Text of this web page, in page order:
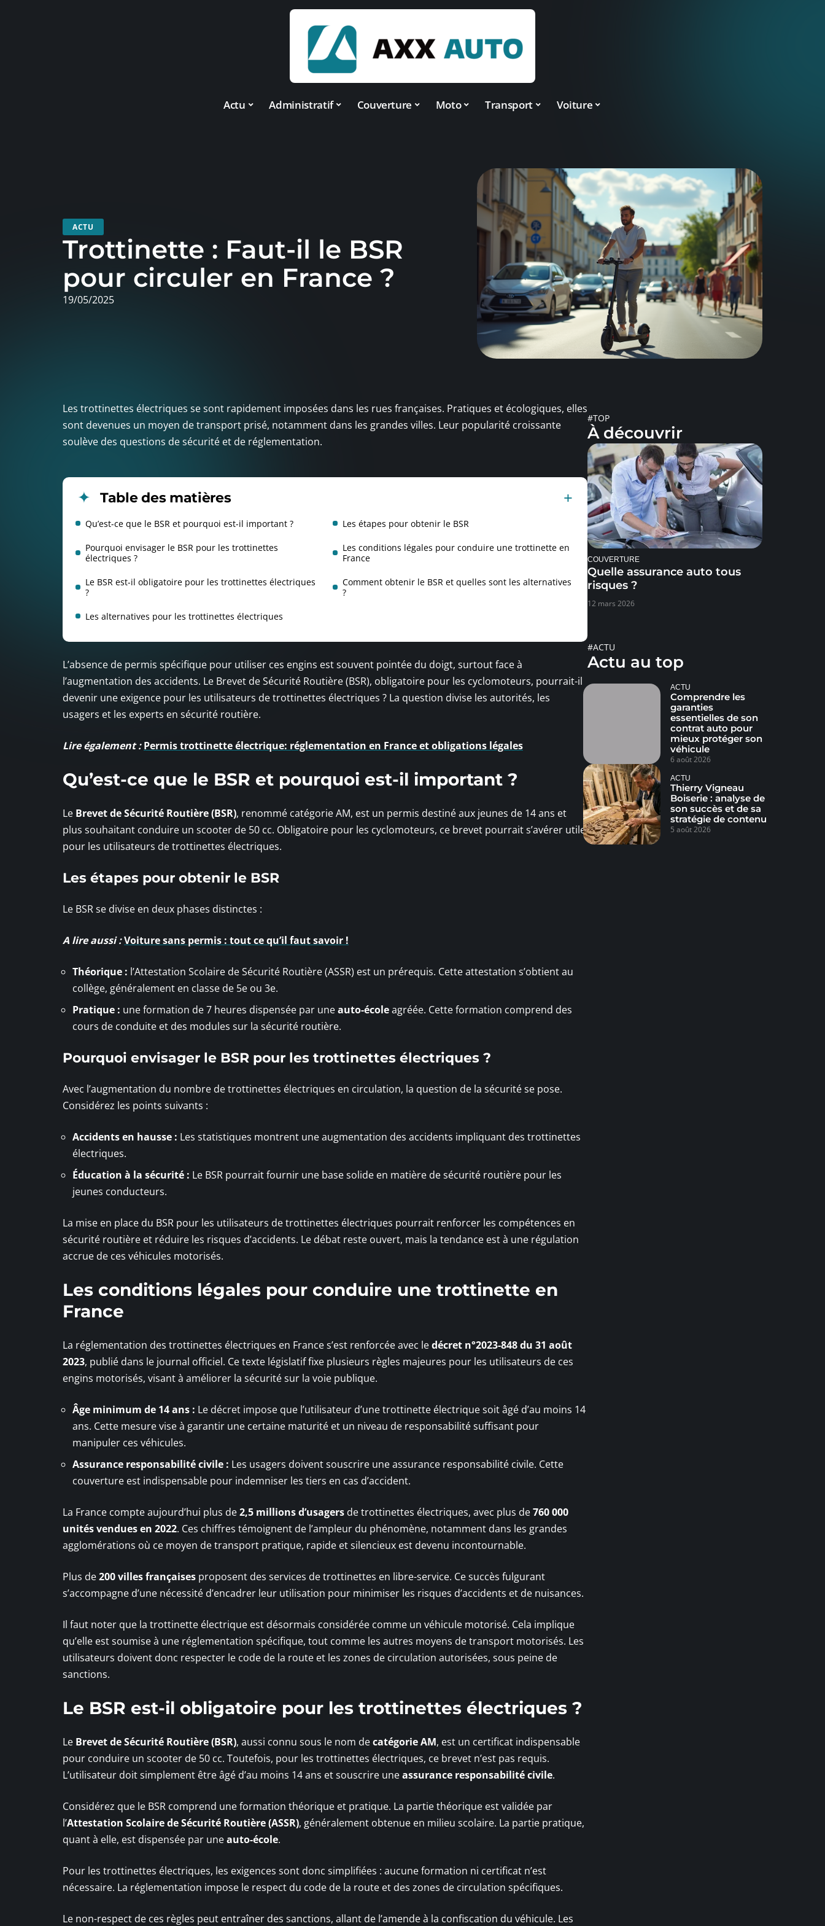
Actu Administratif Couverture Moto Transport Voiture
ACTU
Trottinette : Faut-il le BSR
pour circuler en France ?
19/05/2025
Les trottinettes électriques se sont rapidement imposées dans les rues françaises. Pratiques et écologiques, elles
sont devenues un moyen de transport prisé, notamment dans les grandes villes. Leur popularité croissante
soulève des questions de sécurité et de réglementation.
Table des matières
Qu’est-ce que le BSR et pourquoi est-il important ? Les étapes pour obtenir le BSR
Pourquoi envisager le BSR pour les trottinettes
électriques ?
Les conditions légales pour conduire une trottinette en
France
Le BSR est-il obligatoire pour les trottinettes électriques
?
Comment obtenir le BSR et quelles sont les alternatives
?
Les alternatives pour les trottinettes électriques
L’absence de permis spécifique pour utiliser ces engins est souvent pointée du doigt, surtout face à
l’augmentation des accidents. Le Brevet de Sécurité Routière (BSR), obligatoire pour les cyclomoteurs, pourrait-il
devenir une exigence pour les utilisateurs de trottinettes électriques ? La question divise les autorités, les
usagers et les experts en sécurité routière.
Lire également : Permis trottinette électrique: réglementation en France et obligations légales
Qu’est-ce que le BSR et pourquoi est-il important ?
Le Brevet de Sécurité Routière (BSR), renommé catégorie AM, est un permis destiné aux jeunes de 14 ans et
plus souhaitant conduire un scooter de 50 cc. Obligatoire pour les cyclomoteurs, ce brevet pourrait s’avérer utile
pour les utilisateurs de trottinettes électriques.
Les étapes pour obtenir le BSR
Le BSR se divise en deux phases distinctes :
A lire aussi :Voiture sans permis : tout ce qu’il faut savoir !
Théorique : l’Attestation Scolaire de Sécurité Routière (ASSR) est un prérequis. Cette attestation s’obtient au
collège, généralement en classe de 5e ou 3e.
Pratique : une formation de 7 heures dispensée par uneauto-écoleagréée. Cette formation comprend des
cours de conduite et des modules sur la sécurité routière.
Pourquoi envisager le BSR pour les trottinettes électriques ?
Avec l’augmentation du nombre de trottinettes électriques en circulation, la question de la sécurité se pose.
Considérez les points suivants :
Accidents en hausse : Les statistiques montrent une augmentation des accidents impliquant des trottinettes
électriques.
Éducation à la sécurité : Le BSR pourrait fournir une base solide en matière de sécurité routière pour les
jeunes conducteurs.
La mise en place du BSR pour les utilisateurs de trottinettes électriques pourrait renforcer les compétences en
sécurité routière et réduire les risques d’accidents. Le débat reste ouvert, mais la tendance est à une régulation
accrue de ces véhicules motorisés.
Les conditions légales pour conduire une trottinette en
France
La réglementation des trottinettes électriques en France s’est renforcée avec ledécret n°2023-848 du 31 août
2023, publié dans le journal officiel. Ce texte législatif fixe plusieurs règles majeures pour les utilisateurs de ces
engins motorisés, visant à améliorer la sécurité sur la voie publique.
Âge minimum de 14 ans : Le décret impose que l’utilisateur d’une trottinette électrique soit âgé d’au moins 14
ans. Cette mesure vise à garantir une certaine maturité et un niveau de responsabilité suffisant pour
manipuler ces véhicules.
Assurance responsabilité civile : Les usagers doivent souscrire une assurance responsabilité civile. Cette
couverture est indispensable pour indemniser les tiers en cas d’accident.
La France compte aujourd’hui plus de2,5 millions d’usagers de trottinettes électriques, avec plus de760 000
unités vendues en 2022. Ces chiffres témoignent de l’ampleur du phénomène, notamment dans les grandes
agglomérations où ce moyen de transport pratique, rapide et silencieux est devenu incontournable.
Plus de200 villes françaises proposent des services de trottinettes en libre-service. Ce succès fulgurant
s’accompagne d’une nécessité d’encadrer leur utilisation pour minimiser les risques d’accidents et de nuisances.
Il faut noter que la trottinette électrique est désormais considérée comme un véhicule motorisé. Cela implique
qu’elle est soumise à une réglementation spécifique, tout comme les autres moyens de transport motorisés. Les
utilisateurs doivent donc respecter le code de la route et les zones de circulation autorisées, sous peine de
sanctions.
Le BSR est-il obligatoire pour les trottinettes électriques ?
Le Brevet de Sécurité Routière (BSR), aussi connu sous le nom decatégorie AM, est un certificat indispensable
pour conduire un scooter de 50 cc. Toutefois, pour les trottinettes électriques, ce brevet n’est pas requis.
L’utilisateur doit simplement être âgé d’au moins 14 ans et souscrire uneassurance responsabilité civile.
Considérez que le BSR comprend une formation théorique et pratique. La partie théorique est validée par
l’Attestation Scolaire de Sécurité Routière (ASSR), généralement obtenue en milieu scolaire. La partie pratique,
quant à elle, est dispensée par uneauto-école.
Pour les trottinettes électriques, les exigences sont donc simplifiées : aucune formation ni certificat n’est
nécessaire. La réglementation impose le respect du code de la route et des zones de circulation spécifiques.
Le non-respect de ces règles peut entraîner des sanctions, allant de l’amende à la confiscation du véhicule. Les
#TOP
À découvrir
COUVERTURE
Quelle assurance auto tous
risques ?
12 mars 2026
#ACTU
Actu au top
ACTU
Comprendre les
garanties
essentielles de son
contrat auto pour
mieux protéger son
véhicule
6 août 2026
ACTU
Thierry Vigneau
Boiserie : analyse de
son succès et de sa
stratégie de contenu
5 août 2026